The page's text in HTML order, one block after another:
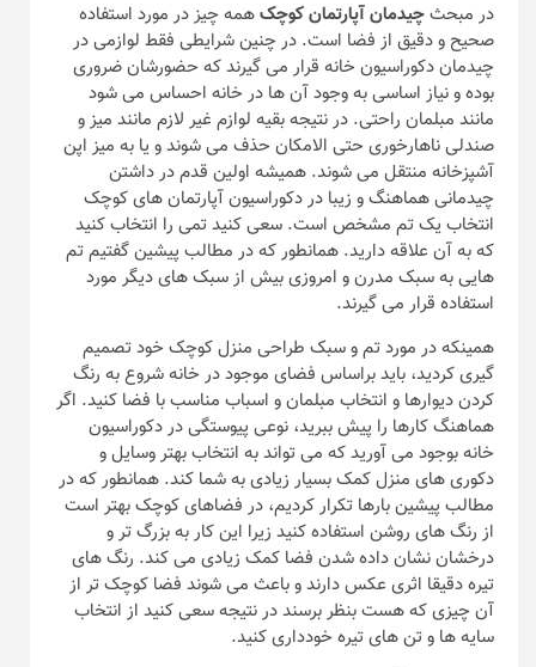
در مبحثچیدمان آپارتمان کوچکهمه چیز در مورد استفاده
صحیح و دقیق از فضا است. در چنین شرایطی فقط لوازمی در
چیدمان دکوراسیون خانه قرار می گیرند که حضورشان ضروری
بوده و نیاز اساسی به وجود آن ها در خانه احساس می شود
مانند مبلمان راحتی. در نتیجه بقیه لوازم غیر لازم مانند میز و
صندلی ناهارخوری حتی الامکان حذف می شوند و یا به میز اپن
آشپزخانه منتقل می شوند. همیشه اولین قدم در داشتن
چیدمانی هماهنگ و زیبا در دکوراسیون آپارتمان های کوچک
انتخاب یک تم مشخص است. سعی کنید تمی را انتخاب کنید
که به آن علاقه دارید. همانطور که در مطالب پیشین گفتیم تم
هایی به سبک مدرن و امروزی بیش از سبک های دیگر مورد
استفاده قرار می گیرند.
همینکه در مورد تم و سبک طراحی منزل کوچک خود تصمیم
گیری کردید، باید براساس فضای موجود در خانه شروع به رنگ
کردن دیوارها و انتخاب مبلمان و اسباب مناسب با فضا کنید. اگر
هماهنگ کارها را پیش ببرید، نوعی پیوستگی در دکوراسیون
خانه بوجود می آورید که می تواند به انتخاب بهتر وسایل و
دکوری های منزل کمک بسیار زیادی به شما کند. همانطور که در
مطالب پیشین بارها تکرار کردیم، در فضاهای کوچک بهتر است
از رنگ های روشن استفاده کنید زیرا این کار به بزرگ تر و
درخشان نشان داده شدن فضا کمک زیادی می کند. رنگ های
تیره دقیقا اثری عکس دارند و باعث می شوند فضا کوچک تر از
آن چیزی که هست بنظر برسند در نتیجه سعی کنید از انتخاب
سایه ها و تن های تیره خودداری کنید.